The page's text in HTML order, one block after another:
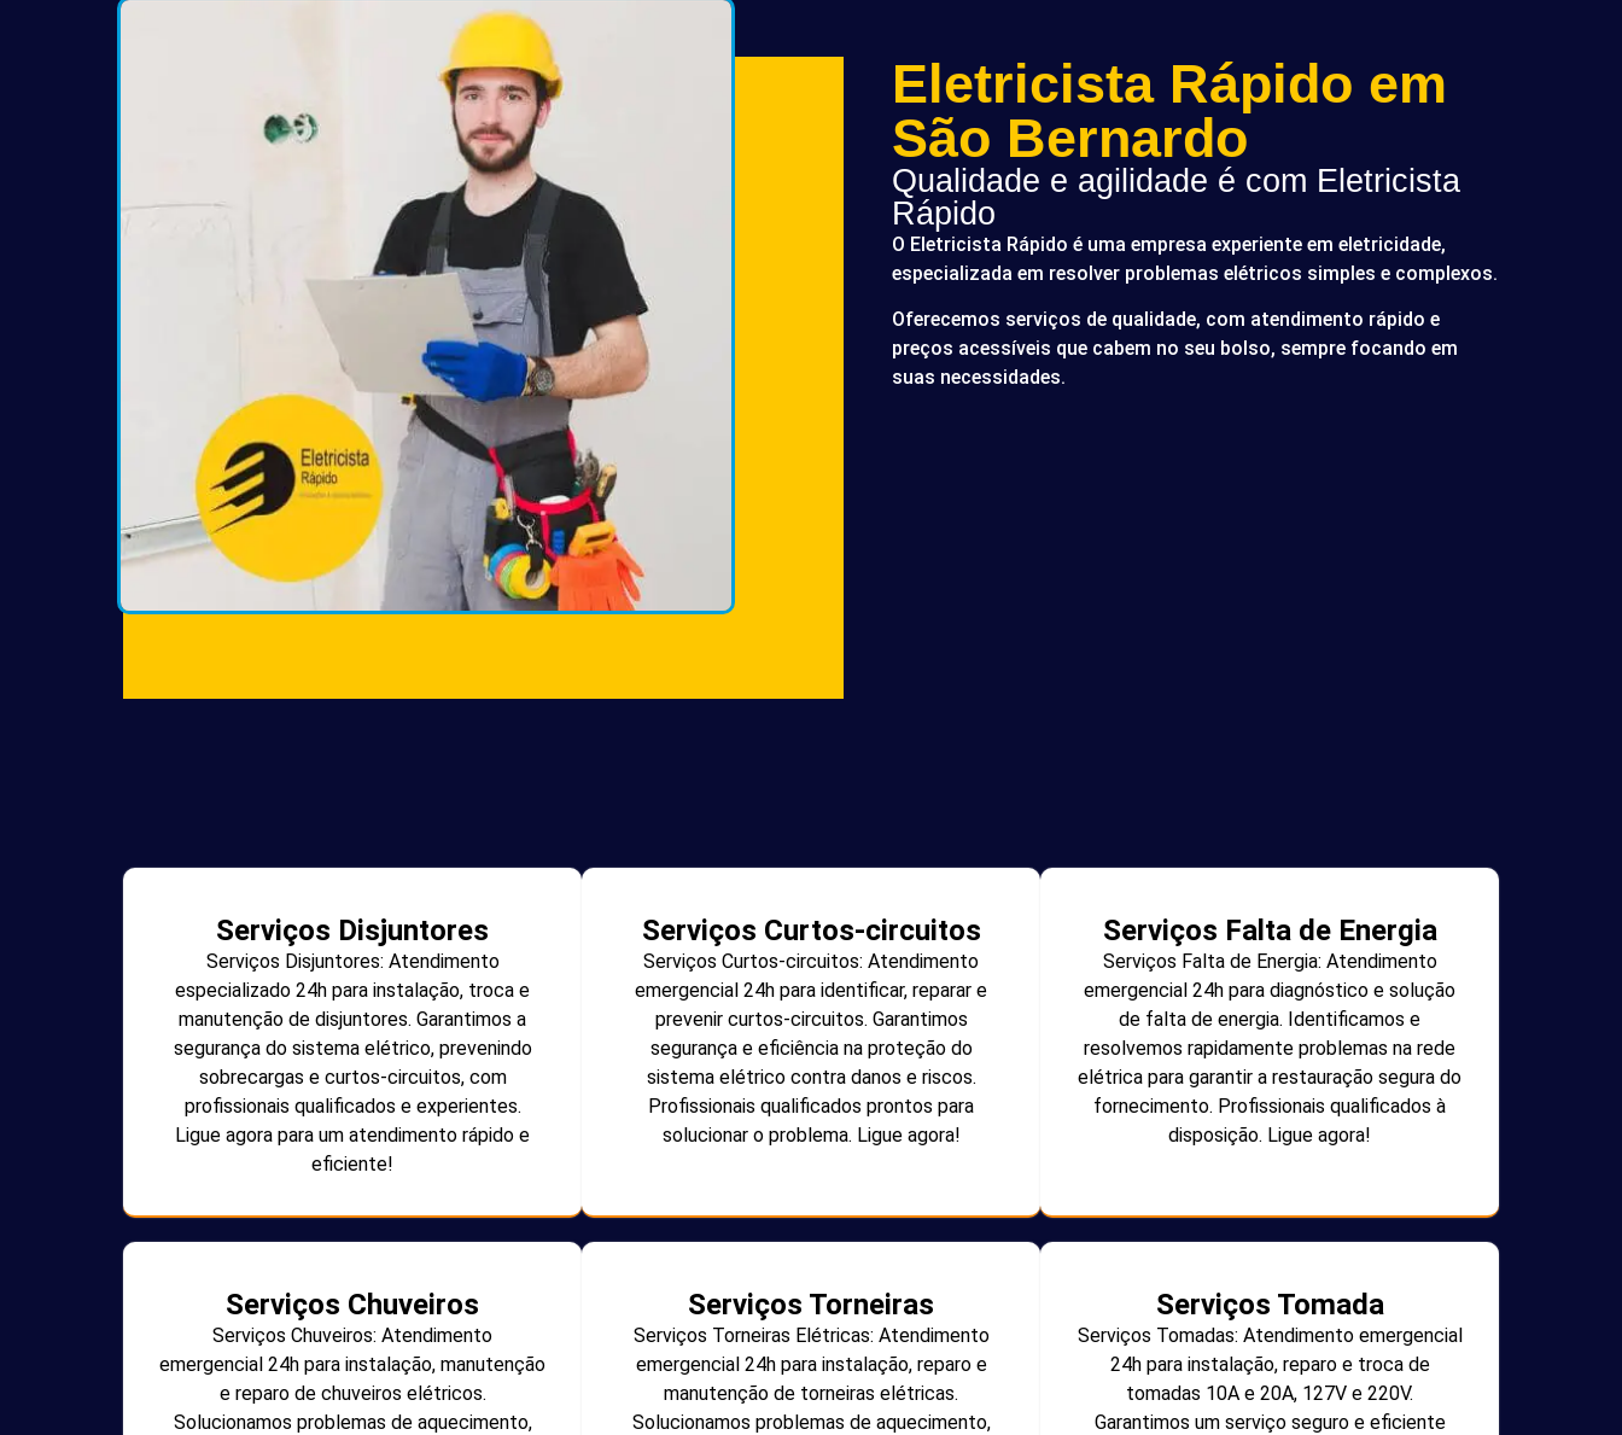
Eletricista Rápido em
São Bernardo
Qualidade e agilidade é com Eletricista
Rápido
O Eletricista Rápido é uma empresa experiente em eletricidade,
especializada em resolver problemas elétricos simples e complexos.
Oferecemos serviços de qualidade, com atendimento rápido e
preços acessíveis que cabem no seu bolso, sempre focando em
suas necessidades.
Serviços Disjuntores
Serviços Disjuntores: Atendimento
especializado 24h para instalação, troca e
manutenção de disjuntores. Garantimos a
segurança do sistema elétrico, prevenindo
sobrecargas e curtos-circuitos, com
profissionais qualificados e experientes.
Ligue agora para um atendimento rápido e
eficiente!
Serviços Curtos-circuitos
Serviços Curtos-circuitos: Atendimento
emergencial 24h para identificar, reparar e
prevenir curtos-circuitos. Garantimos
segurança e eficiência na proteção do
sistema elétrico contra danos e riscos.
Profissionais qualificados prontos para
solucionar o problema. Ligue agora!
Serviços Falta de Energia
Serviços Falta de Energia: Atendimento
emergencial 24h para diagnóstico e solução
de falta de energia. Identificamos e
resolvemos rapidamente problemas na rede
elétrica para garantir a restauração segura do
fornecimento. Profissionais qualificados à
disposição. Ligue agora!
Serviços Chuveiros
Serviços Chuveiros: Atendimento
emergencial 24h para instalação, manutenção
e reparo de chuveiros elétricos.
Solucionamos problemas de aquecimento,
Serviços Torneiras
Serviços Torneiras Elétricas: Atendimento
emergencial 24h para instalação, reparo e
manutenção de torneiras elétricas.
Solucionamos problemas de aquecimento,
Serviços Tomada
Serviços Tomadas: Atendimento emergencial
24h para instalação, reparo e troca de
tomadas 10A e 20A, 127V e 220V.
Garantimos um serviço seguro e eficiente